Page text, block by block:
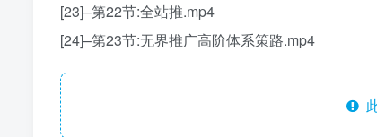
[23]–第22节:全站推.mp4
[24]–第23节:无界推广高阶体系策路.mp4